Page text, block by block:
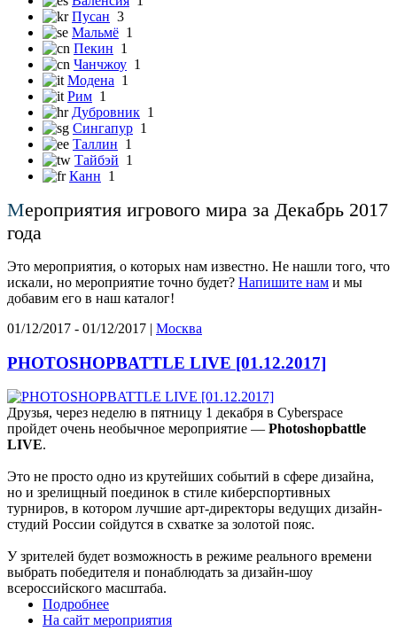
Пусан 3
Мальмё 1
Пекин 1
Чанчжоу 1
Модена 1
Рим 1
Дубровник 1
Сингапур 1
Таллин 1
Тайбэй 1
Канн 1
Мероприятия игрового мира за Декабрь 2017
года
Это мероприятия, о которых нам известно. Не нашли того, что
искали, но мероприятие точно будет? Напишите нам и мы
добавим его в наш каталог!
01/12/2017 - 01/12/2017 | Москва
PHOTOSHOPBATTLE LIVE [01.12.2017]
Друзья, через неделю в пятницу 1 декабря в Cyberspace
пройдет очень необычное мероприятие — Photoshopbattle
LIVE.
Это не просто одно из крутейших событий в сфере дизайна,
но и зрелищный поединок в стиле киберспортивных
турниров, в котором лучшие арт-директоры ведущих дизайн-
студий России сойдутся в схватке за золотой пояс.
У зрителей будет возможность в режиме реального времени
выбрать победителя и понаблюдать за дизайн-шоу
всероссийского масштаба.
Подробнее
На сайт мероприятия